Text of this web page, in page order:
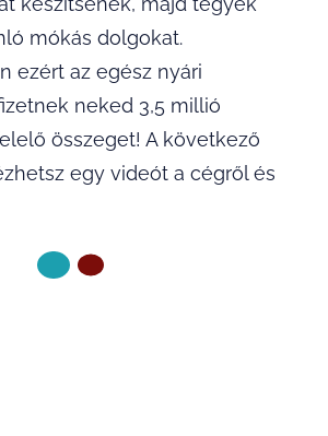
mókás dolgokat.
ezért az egész nyári
neked 3,5 millió
összeget! A következő
egy videót a cégről és